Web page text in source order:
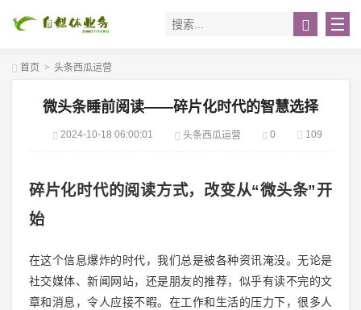
首页 > 头条西瓜运营
微头条睡前阅读——碎片化时代的智慧选择
2024-10-18 06:00:01 头条西瓜运营 0 109
碎片化时代的阅读方式，改变从“微头条”开
始
在这个信息爆炸的时代，我们总是被各种资讯淹没。无论是
社交媒体、新闻网站，还是朋友的推荐，似乎有读不完的文
章和消息，令人应接不暇。在工作和生活的压力下，很多人